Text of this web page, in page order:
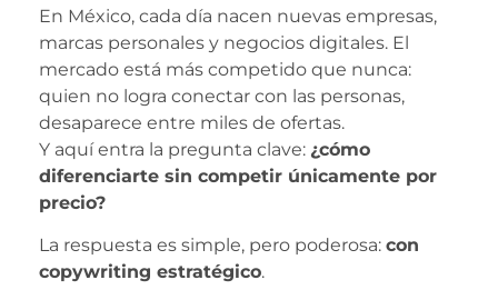
En México, cada día nacen nuevas empresas,
marcas personales y negocios digitales. El
mercado está más competido que nunca:
quien no logra conectar con las personas,
desaparece entre miles de ofertas.
Y aquí entra la pregunta clave: ¿cómo
diferenciarte sin competir únicamente por
precio?
La respuesta es simple, pero poderosa: con
copywriting estratégico.